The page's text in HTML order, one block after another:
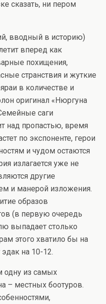
сказать, ни пером
вводный в историю)
вперед как
похищения,
странствия и жуткие
в количестве и
оригинал «Нюргуна
саги
над пропастью, время
по экспоненте, герои
и чудом остаются
излагается уже не
другие
и манерой изложения.
образов
(в первую очередь
выпадает столько
этого хватило бы на
на 10-12.
из самых
– местных боотуров.